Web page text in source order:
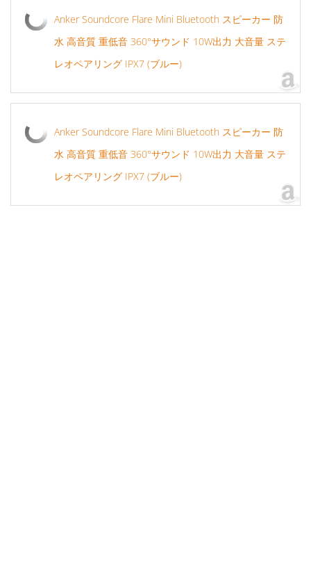
Anker Soundcore Flare Mini Bluetooth スピーカー 防
水 高音質 重低音 360°サウンド 10W出力 大音量 ステ
レオペアリング IPX7 (ブルー)
Anker Soundcore Flare Mini Bluetooth スピーカー 防
水 高音質 重低音 360°サウンド 10W出力 大音量 ステ
レオペアリング IPX7 (ブルー)